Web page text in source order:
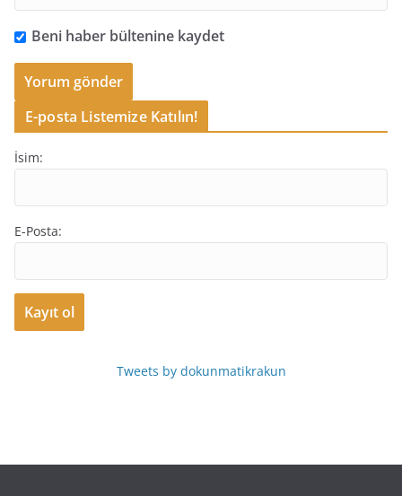
Beni haber bültenine kaydet
E-posta Listemize Katılın!
İsim:
E-Posta:
Tweets by dokunmatikrakun